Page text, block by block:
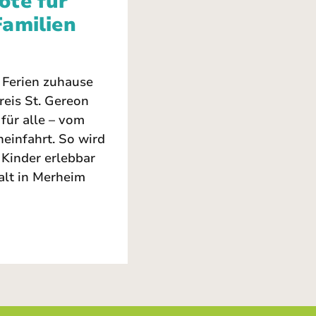
zuhause
St. Gereon
alle – vom
So wird
erlebbar
in Merheim